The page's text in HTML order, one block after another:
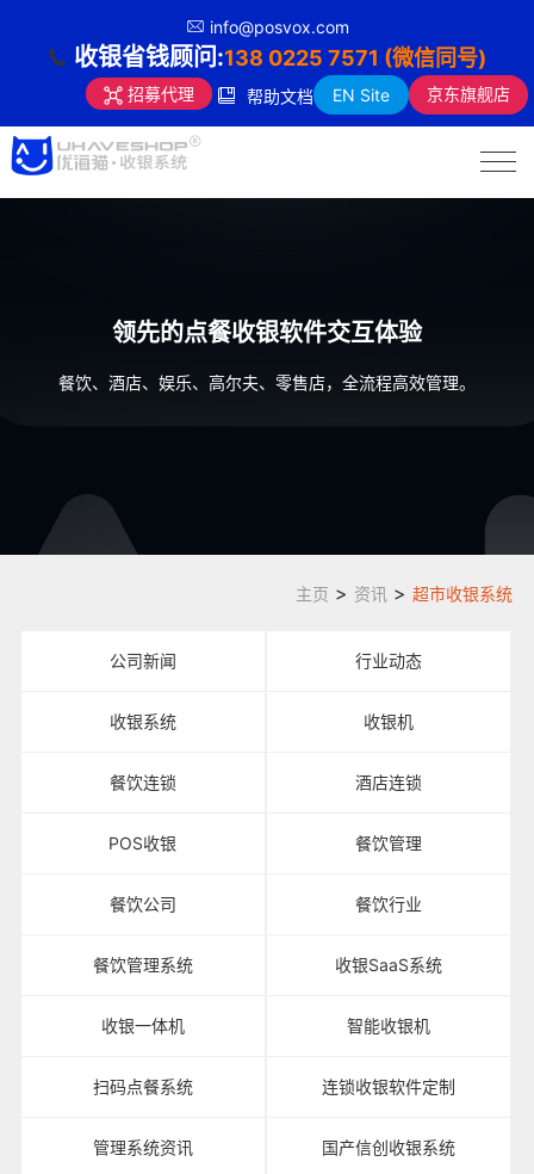
info@posvox.com
收银省钱顾问:138 0225 7571 (微信同号)
招募代理 帮助文档 EN Site 京东旗舰店
领先的点餐收银软件交互体验
餐饮、酒店、娱乐、高尔夫、零售店，全流程高效管理。
主页 > 资讯 >超市收银系统
公司新闻 行业动态
收银系统 收银机
餐饮连锁 酒店连锁
POS收银 餐饮管理
餐饮公司 餐饮行业
餐饮管理系统 收银SaaS系统
收银一体机 智能收银机
扫码点餐系统 连锁收银软件定制
管理系统资讯 国产信创收银系统